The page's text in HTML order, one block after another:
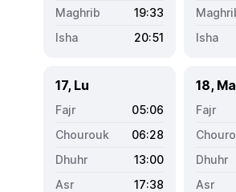
19:33
20:51
17, Lu
05:06
06:28
13:00
17:38
18, Ma